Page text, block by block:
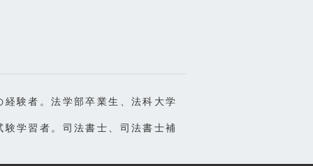
験者。法学部卒業生、法科大学
学習者。司法書士、司法書士補